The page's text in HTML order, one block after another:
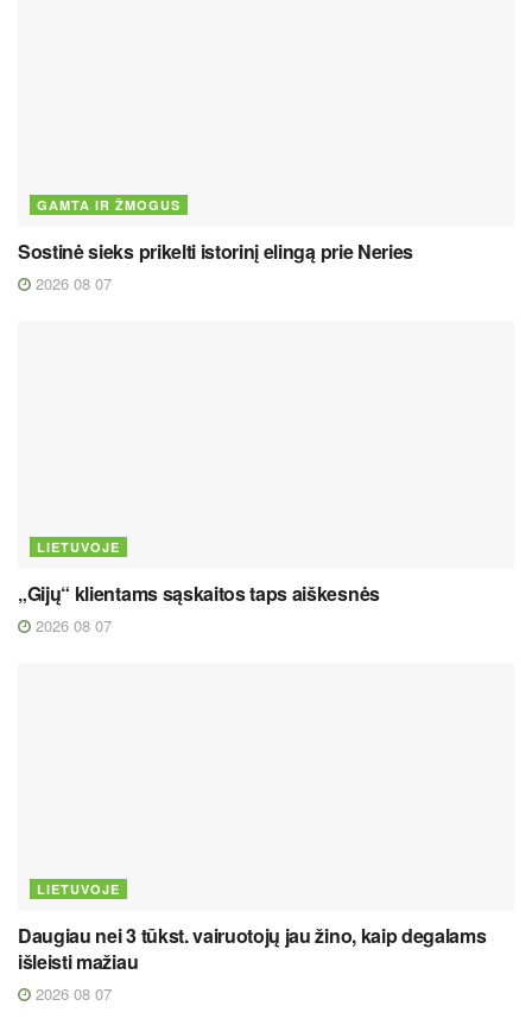
GAMTA IR ŽMOGUS
Sostinė sieks prikelti istorinį elingą prie Neries
2026 08 07
LIETUVOJE
„Gijų“ klientams sąskaitos taps aiškesnės
2026 08 07
LIETUVOJE
Daugiau nei 3 tūkst. vairuotojų jau žino, kaip degalams
išleisti mažiau
2026 08 07